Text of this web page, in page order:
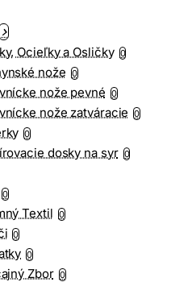
Ocieľky a Osličky 0
nože 0
nože pevné 0
nože zatváracie 0
0
dosky na syr 0
0
Textil 0
0
0
Zbor 0